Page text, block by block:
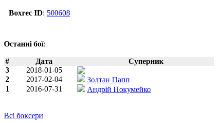
Boxrec ID: 500608
Останні бої:
# Дата
Суперник
3
2018-01-05
2
2017-02-04
Золтан Папп
1
2016-07-31 Андрій Покумейко
Всі боксери